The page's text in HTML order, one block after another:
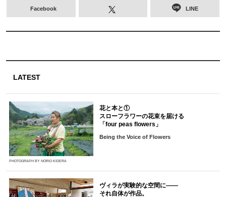
Facebook LINE
LATEST
PHOTOGRAPH BY NORIO KIDERA
花と本と①
スローフラワーの花束を届ける
「four peas flowers」
Being the Voice of Flowers
ヴィラが実験的な空間に――
それ自体が作品。